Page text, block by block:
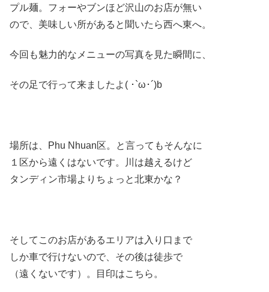
プル麺。フォーやブンほど沢山のお店が無い
ので、美味しい所があると聞いたら西へ東へ。
今回も魅力的なメニューの写真を見た瞬間に、
その足で行って来ましたよ( ･`ω･´)b
場所は、Phu Nhuan区。と言ってもそんなに
１区から遠くはないです。川は越えるけど
タンディン市場よりちょっと北東かな？
そしてこのお店があるエリアは入り口まで
しか車で行けないので、その後は徒歩で
（遠くないです）。目印はこちら。